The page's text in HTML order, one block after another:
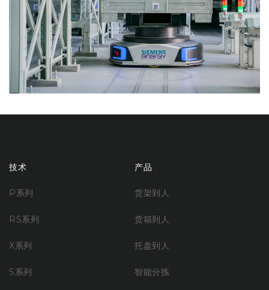
技术
P系列
RS系列
X系列
S系列
产品
货架到人
货箱到人
托盘到人
智能分拣